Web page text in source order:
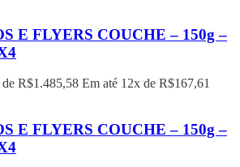
E FLYERS COUCHE – 150g –
R$1.485,58 Em até 12x de R$167,61
E FLYERS COUCHE – 150g –